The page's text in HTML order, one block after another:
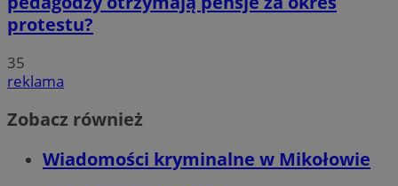
protestu?
35
reklama
Zobacz również
Wiadomości kryminalne w Mikołowie